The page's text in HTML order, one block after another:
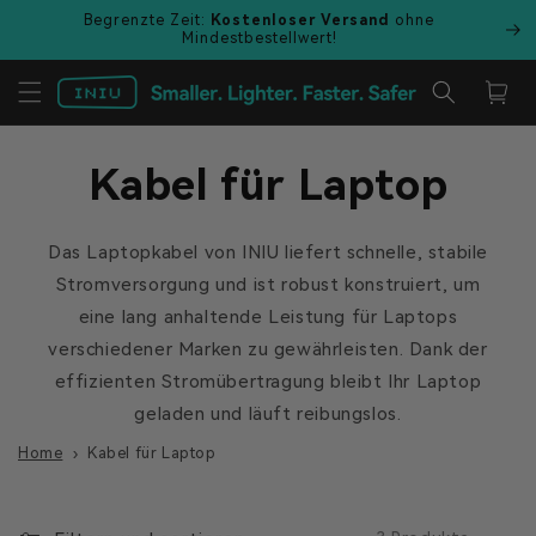
Begrenzte Zeit: Kostenloser Versand
ohne
Mindestbestellwert!
Kabel für Laptop
Das Laptopkabel von INIU liefert schnelle, stabile
Stromversorgung und ist robust konstruiert, um
eine lang anhaltende Leistung für Laptops
verschiedener Marken zu gewährleisten. Dank der
effizienten Stromübertragung bleibt Ihr Laptop
geladen und läuft reibungslos.
Home Kabel für Laptop